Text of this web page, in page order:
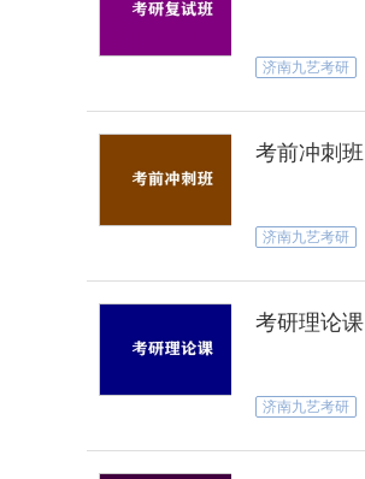
济南九艺考研
考前冲刺班
济南九艺考研
考研理论课
济南九艺考研